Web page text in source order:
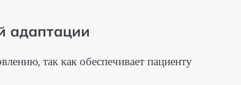
адаптации
так как обеспечивает пациенту